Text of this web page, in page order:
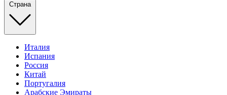
Страна
Италия
Испания
Россия
Китай
Португалия
Арабские Эмираты